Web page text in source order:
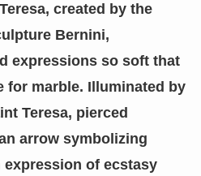
created by the
Bernini,
expressions so soft that
for marble. Illuminated by
Teresa, pierced
arrow symbolizing
expression of ecstasy